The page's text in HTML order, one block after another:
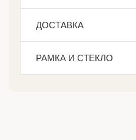
ДОСТАВКА
РАМКА И СТЕКЛО